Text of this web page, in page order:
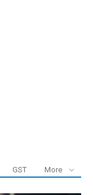
GST More